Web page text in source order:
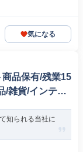
気になる
商品保有/残業15
/雑貨/インテリ
知られる当社に